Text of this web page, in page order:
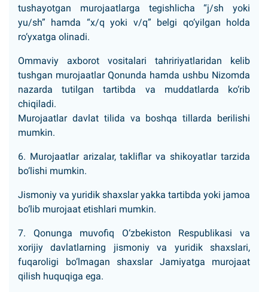
tushayotgan murojaatlarga tegishlicha “j/sh yoki
yu/sh” hamda “x/q yoki v/q” belgi qo‘yilgan holda
ro‘yxatga olinadi.
Ommaviy axborot vositalari tahririyatlaridan kelib
tushgan murojaatlar Qonunda hamda ushbu Nizomda
nazarda tutilgan tartibda va muddatlarda ko‘rib
chiqiladi.
Murojaatlar davlat tilida va boshqa tillarda berilishi
mumkin.
6. Murojaatlar arizalar, takliflar va shikoyatlar tarzida
bo‘lishi mumkin.
Jismoniy va yuridik shaxslar yakka tartibda yoki jamoa
bo‘lib murojaat etishlari mumkin.
7. Qonunga muvofiq O‘zbekiston Respublikasi va
xorijiy davlatlarning jismoniy va yuridik shaxslari,
fuqaroligi bo‘lmagan shaxslar Jamiyatga murojaat
qilish huquqiga ega.